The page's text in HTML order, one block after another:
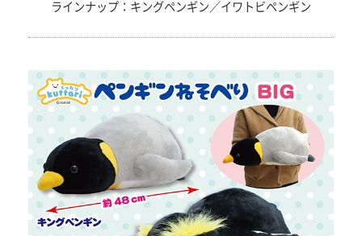
ラインナップ：キングペンギン／イワトビペンギン